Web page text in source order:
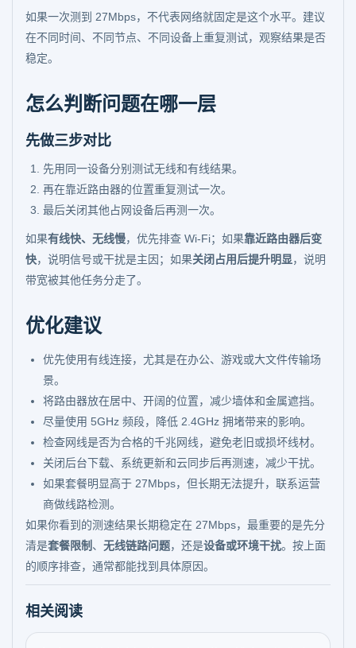
如果一次测到 27Mbps，不代表网络就固定是这个水平。建议
在不同时间、不同节点、不同设备上重复测试，观察结果是否
稳定。
怎么判断问题在哪一层
先做三步对比
先用同一设备分别测试无线和有线结果。
再在靠近路由器的位置重复测试一次。
最后关闭其他占网设备后再测一次。
如果有线快、无线慢，优先排查 Wi-Fi；如果靠近路由器后变
快，说明信号或干扰是主因；如果关闭占用后提升明显，说明
带宽被其他任务分走了。
优化建议
优先使用有线连接，尤其是在办公、游戏或大文件传输场
景。
将路由器放在居中、开阔的位置，减少墙体和金属遮挡。
尽量使用 5GHz 频段，降低 2.4GHz 拥堵带来的影响。
检查网线是否为合格的千兆网线，避免老旧或损坏线材。
关闭后台下载、系统更新和云同步后再测速，减少干扰。
如果套餐明显高于 27Mbps，但长期无法提升，联系运营
商做线路检测。
如果你看到的测速结果长期稳定在 27Mbps，最重要的是先分
清是套餐限制 、 无线链路问题，还是设备或环境干扰。按上面
的顺序排查，通常都能找到具体原因。
相关阅读